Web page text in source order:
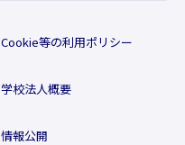
Cookie等の利用ポリシー
学校法人概要
情報公開